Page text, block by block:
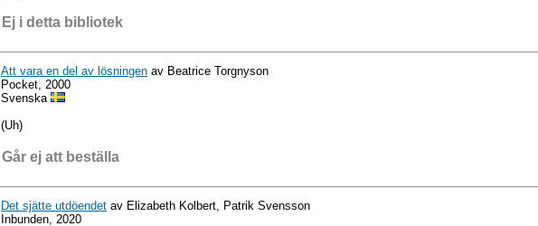
Ej i detta bibliotek
Att vara en del av lösningen av Beatrice Torgnyson
Pocket, 2000
Svenska
(Uh)
Går ej att beställa
Det sjätte utdöendet av Elizabeth Kolbert, Patrik Svensson
Inbunden, 2020